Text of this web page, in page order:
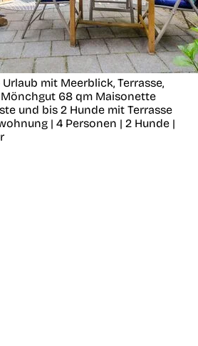
mit Meerblick, Terrasse,
Mönchgut 68 qm Maisonette
und bis 2 Hunde mit Terrasse
| 4 Personen | 2 Hunde |